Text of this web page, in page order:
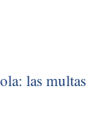
las multas